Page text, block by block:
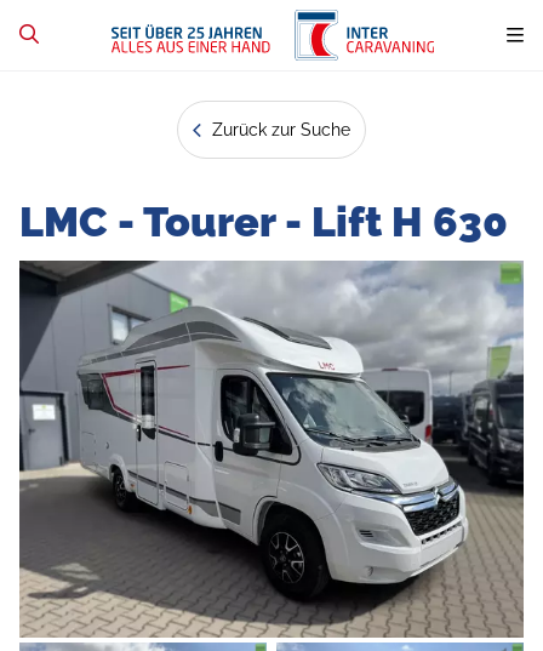
Zurück zur Suche
LMC - Tourer - Lift H 630